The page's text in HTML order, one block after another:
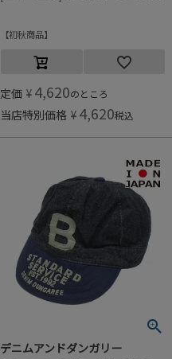
初秋商品
定価 ¥ 4,620のところ
当店特別価格 ¥ 4,620税込
デニムアンドダンガリー